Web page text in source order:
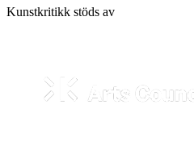
Kunstkritikk stöds av